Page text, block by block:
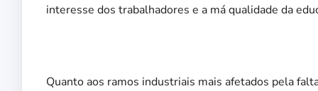
interesse dos trabalhadores e a má qualidade da
Quanto aos ramos industriais mais afetados pela